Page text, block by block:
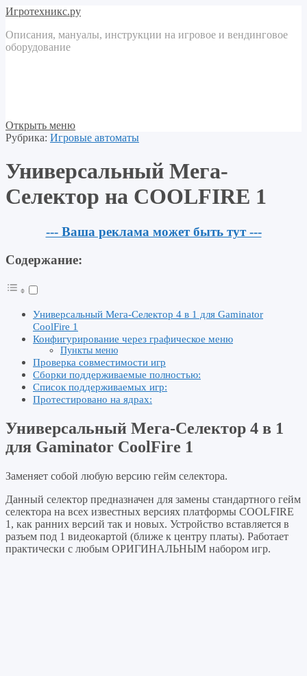
Игротехникс.ру
Описания, мануалы, инструкции на игровое и вендинговое
оборудование
Открыть меню
Рубрика: Игровые автоматы
Универсальный Мега-
Селектор на COOLFIRE 1
--- Ваша реклама может быть тут ---
Содержание:
Универсальный Мега-Селектор 4 в 1 для Gaminator
CoolFire 1
Конфигурирование через графическое меню
Пункты меню
Проверка совместимости игр
Сборки поддерживаемые полностью:
Список поддерживаемых игр:
Протестировано на ядрах:
Универсальный Мега-Селектор 4 в 1
для Gaminator CoolFire 1
Заменяет собой любую версию гейм селектора.
Данный селектор предназначен для замены стандартного гейм
селектора на всех известных версиях платформы COOLFIRE
1, как ранних версий так и новых. Устройство вставляется в
разъем под 1 видеокартой (ближе к центру платы). Работает
практически с любым ОРИГИНАЛЬНЫМ набором игр.